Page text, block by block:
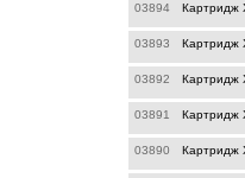
03894 Картридж
03893 Картридж
03892 Картридж
03891 Картридж
03890 Картридж